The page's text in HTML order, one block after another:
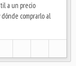
a un precio
comprarlo al